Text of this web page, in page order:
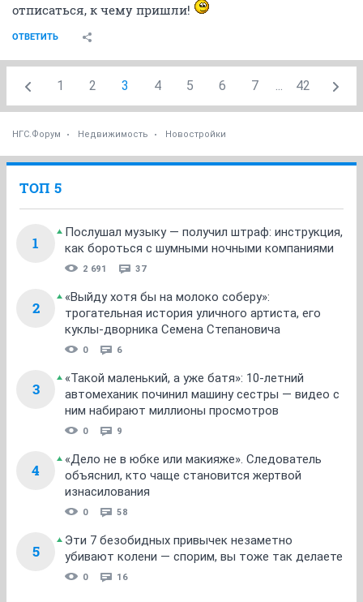
отписаться, к чему пришли!
ОТВЕТИТЬ
1 2 3 4 5 6 7 ... 42
НГС.Форум Недвижимость Новостройки
ТОП 5
1
Послушал музыку — получил штраф: инструкция,
как бороться с шумными ночными компаниями
2 691 37
2
«Выйду хотя бы на молоко соберу»:
трогательная история уличного артиста, его
куклы-дворника Семена Степановича
0 6
3
«Такой маленький, а уже батя»: 10-летний
автомеханик починил машину сестры — видео с
ним набирают миллионы просмотров
0 9
4
«Дело не в юбке или макияже». Следователь
объяснил, кто чаще становится жертвой
изнасилования
0 58
5
Эти 7 безобидных привычек незаметно
убивают колени — спорим, вы тоже так делаете
0 16